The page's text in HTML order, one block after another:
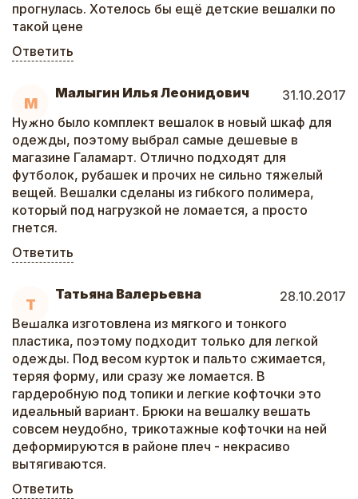
прогнулась. Хотелось бы ещё детские вешалки по
такой цене
Ответить
М
Малыгин Илья Леонидович
31.10.2017
Нужно было комплект вешалок в новый шкаф для
одежды, поэтому выбрал самые дешевые в
магазине Галамарт. Отлично подходят для
футболок, рубашек и прочих не сильно тяжелый
вещей. Вешалки сделаны из гибкого полимера,
который под нагрузкой не ломается, а просто
гнется.
Ответить
Т
Татьяна Валерьевна
28.10.2017
Вешалка изготовлена из мягкого и тонкого
пластика, поэтому подходит только для легкой
одежды. Под весом курток и пальто сжимается,
теряя форму, или сразу же ломается. В
гардеробную под топики и легкие кофточки это
идеальный вариант. Брюки на вешалку вешать
совсем неудобно, трикотажные кофточки на ней
деформируются в районе плеч - некрасиво
вытягиваются.
Ответить